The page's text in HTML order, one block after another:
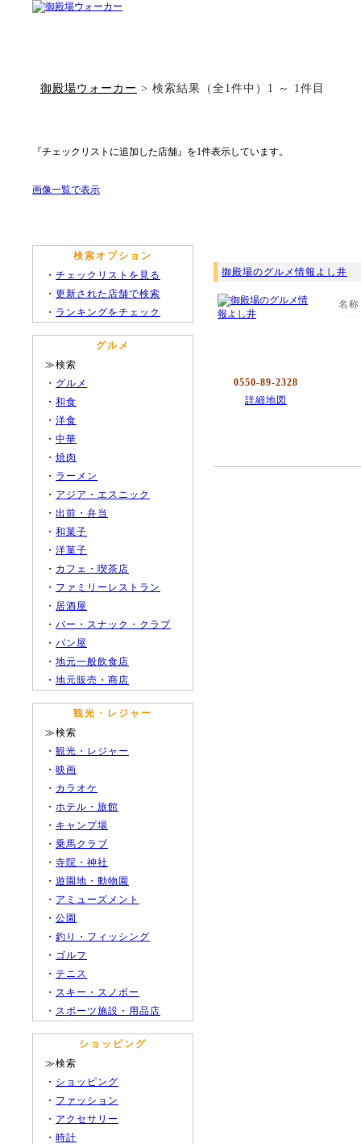
御殿場ウォーカー > 検索結果（全1件中）1 ～ 1件目
『チェックリストに追加した店舗』を1件表示しています。
画像一覧で表示
検索オプション
・ チェックリストを見る
・ 更新された店舗で検索
・ ランキングをチェック
グルメ
≫検索
・ グルメ
・ 和食
・ 洋食
・ 中華
・ 焼肉
・ ラーメン
・ アジア・エスニック
・ 出前・弁当
・ 和菓子
・ 洋菓子
・ カフェ・喫茶店
・ ファミリーレストラン
・ 居酒屋
・ バー・スナック・クラブ
・ パン屋
・ 地元一般飲食店
・ 地元販売・商店
観光・レジャー
≫検索
・ 観光・レジャー
・ 映画
・ カラオケ
・ ホテル・旅館
・ キャンプ場
・ 乗馬クラブ
・ 寺院・神社
・ 遊園地・動物園
・ アミューズメント
・ 公園
・ 釣り・フィッシング
・ ゴルフ
・ テニス
・ スキー・スノボー
・ スポーツ施設・用品店
ショッピング
≫検索
・ ショッピング
・ ファッション
・ アクセサリー
・ 時計
御殿場のグルメ情報よし井
0550-89-2328
詳細地図
名